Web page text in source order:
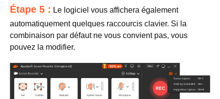
Étape 5 : Le logiciel vous affichera également
automatiquement quelques raccourcis clavier. Si la
combinaison par défaut ne vous convient pas, vous
pouvez la modifier.